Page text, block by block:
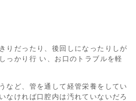
りだったり、後回しになったりしが
っかり行 い、お口のトラブルを軽
など、管を通して経管栄養をしてい
なければ口腔内は汚れていないだろ